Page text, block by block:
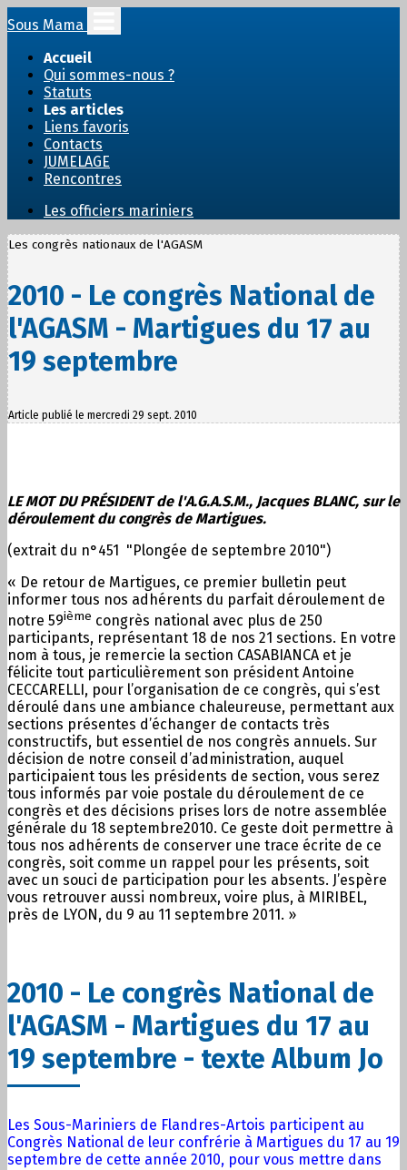
Sous Mama
Accueil
Qui sommes-nous ?
Statuts
Les articles
Liens favoris
Contacts
JUMELAGE
Rencontres
Les officiers mariniers
Les congrès nationaux de l'AGASM
2010 - Le congrès National de
l'AGASM - Martigues du 17 au
19 septembre
Article publié le mercredi 29 sept. 2010
LE MOT DU PRÉSIDENT de l'A.G.A.S.M., Jacques BLANC, sur le
déroulement du congrès de Martigues.
(extrait du n°451 "Plongée de septembre 2010")
« De retour de Martigues, ce premier bulletin peut
informer tous nos adhérents du parfait déroulement de
notre 59ième congrès national avec plus de 250
participants, représentant 18 de nos 21 sections. En votre
nom à tous, je remercie la section CASABIANCA et je
félicite tout particulièrement son président Antoine
CECCARELLI, pour l’organisation de ce congrès, qui s’est
déroulé dans une ambiance chaleureuse, permettant aux
sections présentes d’échanger de contacts très
constructifs, but essentiel de nos congrès annuels. Sur
décision de notre conseil d’administration, auquel
participaient tous les présidents de section, vous serez
tous informés par voie postale du déroulement de ce
congrès et des décisions prises lors de notre assemblée
générale du 18 septembre2010. Ce geste doit permettre à
tous nos adhérents de conserver une trace écrite de ce
congrès, soit comme un rappel pour les présents, soit
avec un souci de participation pour les absents. J’espère
vous retrouver aussi nombreux, voire plus, à MIRIBEL,
près de LYON, du 9 au 11 septembre 2011. »
2010 - Le congrès National de
l'AGASM - Martigues du 17 au
19 septembre - texte Album Jo
Les Sous-Mariniers de Flandres-Artois participent au
Congrès National de leur confrérie à Martigues du 17 au 19
septembre de cette année 2010, pour vous mettre dans